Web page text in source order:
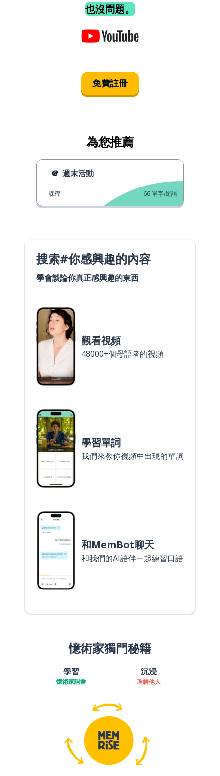
也沒問題。
免費註冊
為您推薦
週末活動
課程 66單字/短語
搜索#你感興趣的內容
學會談論你真正感興趣的東西
觀看視頻
48000+個母語者的視頻
學習單詞
我們來教你視頻中出現的單詞
和MemBot聊天
和我們的AI語伴一起練習口語
憶術家獨門秘籍
學習
憶術家詞彙
沉浸
理解他人